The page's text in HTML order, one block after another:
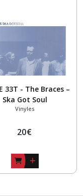
33T - The Braces –
Ska Got Soul
Vinyles
20€